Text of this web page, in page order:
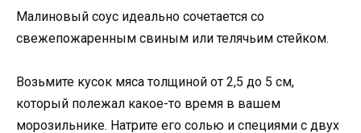
Малиновый соус идеально сочетается со
свежепожаренным свиным или телячьим стейком.
Возьмите кусок мяса толщиной от 2,5 до 5 см,
который полежал какое-то время в вашем
морозильнике. Натрите его солью и специями с двух